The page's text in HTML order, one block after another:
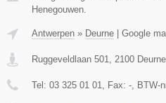
Henegouwen.
Antwerpen » Deurne Google
Ruggeveldlaan 501, 2100 Deurne
Tel: 03 325 01 01, Fax: -, BTW-